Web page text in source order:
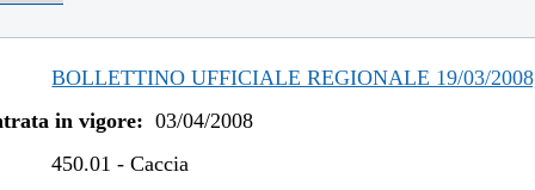
al 28/02/2023
al 13/06/2022
al 31/12/2021
al 31/03/2021
BOLLETTINO UFFICIALE REGIONALE 19/03/
in vigore: 03/04/2008
450.01 -Caccia